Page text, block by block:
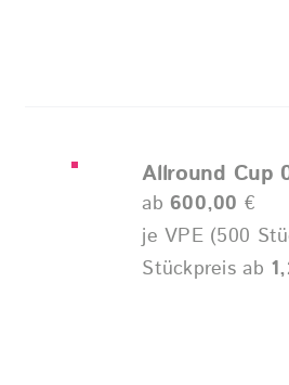
Allround Cup
ab600,00 €
je VPE (500
Stückpreis ab